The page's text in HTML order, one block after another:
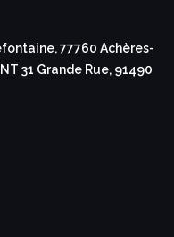
77760 Achères-
31 Grande Rue, 91490